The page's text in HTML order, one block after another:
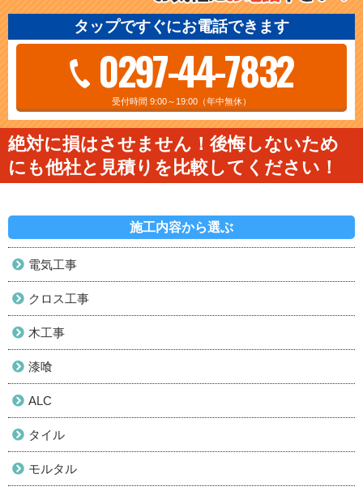
タップですぐにお電話できます
0297-44-7832
受付時間 9:00～19:00（年中無休）
絶対に損はさせません！後悔しないため
にも他社と見積りを比較してください！
施工内容から選ぶ
電気工事
クロス工事
木工事
漆喰
ALC
タイル
モルタル